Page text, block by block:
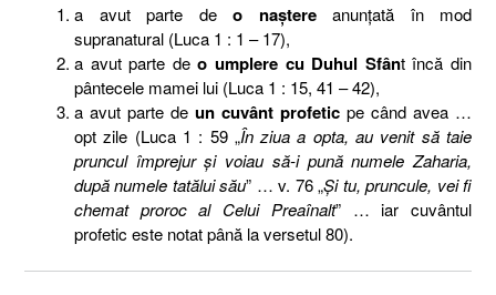
a avut parte de o naştereanunţată în mod
supranatural (Luca 1 : 1 – 17),
a avut parte deo umplere cu Duhul Sfânt încă din
pântecele mamei lui (Luca 1 : 15, 41 – 42),
a avut parte de un cuvânt profetic pe când avea …
opt zile (Luca 1 : 59 „În ziua a opta, au venit să taie
pruncul împrejur şi voiau să-i pună numele Zaharia,
după numele tatălui său” … v. 76 „Şi tu, pruncule, vei fi
chemat proroc al Celui Preaînalt” … iar cuvântul
profetic este notat până la versetul 80).